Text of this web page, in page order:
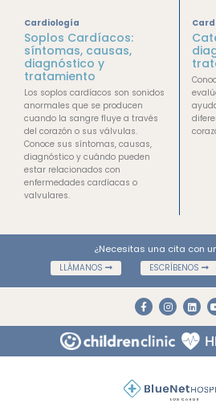
Cardiología
Soplos Cardíacos:
síntomas, causas,
diagnóstico y
tratamiento
Los soplos cardíacos son sonidos
anormales que se producen
cuando la sangre fluye a través
del corazón o sus válvulas.
Conoce sus síntomas, causas,
diagnóstico y cuándo pueden
estar relacionados con
enfermedades cardíacas o
valvulares.
¿Necesitas una cita con
LLÁMANOS ESCRÍBENOS